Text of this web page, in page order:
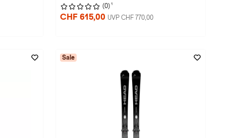
(0) 1
CHF 615,00 UVP CHF 770,00
Sale